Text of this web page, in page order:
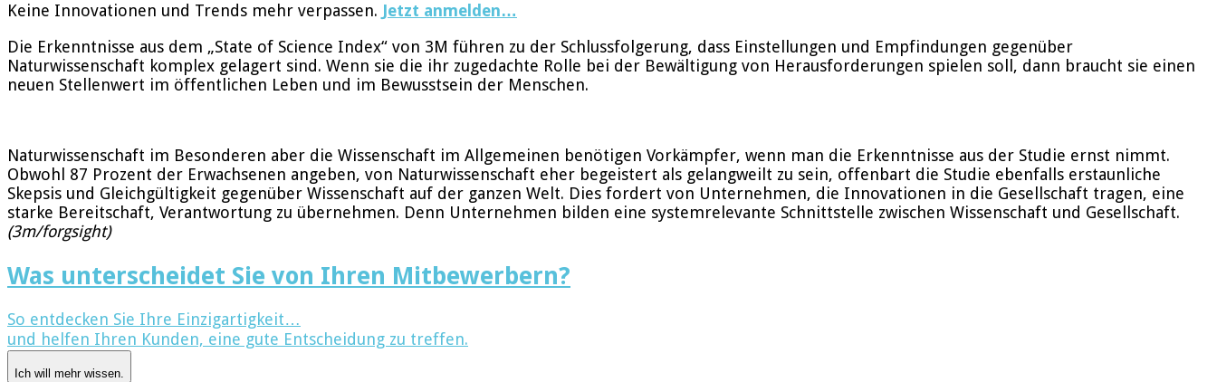
Keine Innovationen und Trends mehr verpassen. Jetzt anmelden…
Die Erkenntnisse aus dem „State of Science Index“ von 3M führen zu der Schlussfolgerung, dass Einstellungen und Empfindungen gegenüber
Naturwissenschaft komplex gelagert sind. Wenn sie die ihr zugedachte Rolle bei der Bewältigung von Herausforderungen spielen soll, dann braucht sie einen
neuen Stellenwert im öffentlichen Leben und im Bewusstsein der Menschen.
Naturwissenschaft im Besonderen aber die Wissenschaft im Allgemeinen benötigen Vorkämpfer, wenn man die Erkenntnisse aus der Studie ernst nimmt.
Obwohl 87 Prozent der Erwachsenen angeben, von Naturwissenschaft eher begeistert als gelangweilt zu sein, offenbart die Studie ebenfalls erstaunliche
Skepsis und Gleichgültigkeit gegenüber Wissenschaft auf der ganzen Welt. Dies fordert von Unternehmen, die Innovationen in die Gesellschaft tragen, eine
starke Bereitschaft, Verantwortung zu übernehmen. Denn Unternehmen bilden eine systemrelevante Schnittstelle zwischen Wissenschaft und Gesellschaft.
(3m/forgsight)
Was unterscheidet Sie von Ihren Mitbewerbern?
So entdecken Sie Ihre Einzigartigkeit…
und helfen Ihren Kunden, eine gute Entscheidung zu treffen.
Ich will mehr wissen.